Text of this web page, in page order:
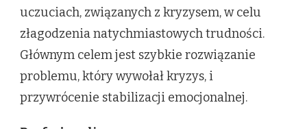
uczuciach, związanych z kryzysem, w celu
złagodzenia natychmiastowych trudności.
Głównym celem jest szybkie rozwiązanie
problemu, który wywołał kryzys, i
przywrócenie stabilizacji emocjonalnej.